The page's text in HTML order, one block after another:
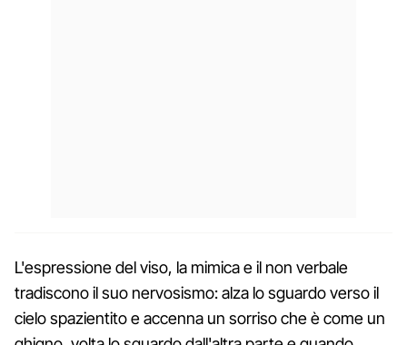
L'espressione del viso, la mimica e il non verbale
tradiscono il suo nervosismo: alza lo sguardo verso il
cielo spazientito e accenna un sorriso che è come un